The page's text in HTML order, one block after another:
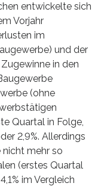
entwickelte sich
Vorjahr
im
und der
in den
(ohne
Quartal in Folge,
2,9%. Allerdings
mehr so
(erstes Quartal
im Vergleich